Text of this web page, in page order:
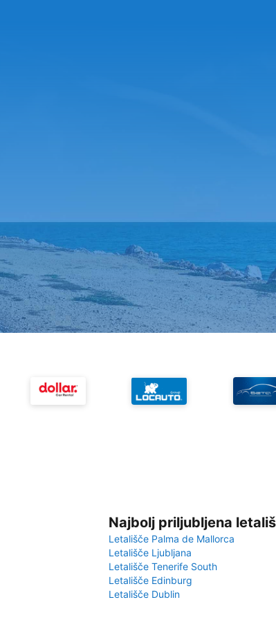
Najbolj priljubljena
Letališče Palma de Mallorca
Letališče Ljubljana
Letališče Tenerife South
Letališče Edinburg
Letališče Dublin